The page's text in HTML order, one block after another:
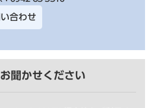
合わせ
お聞かせください